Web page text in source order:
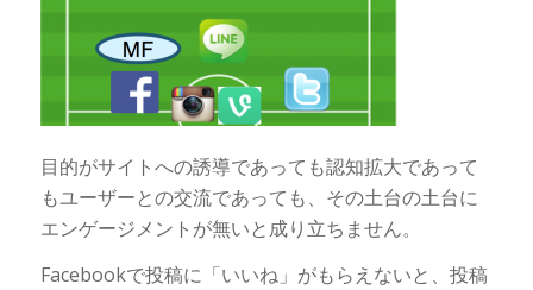
目的がサイトへの誘導であっても認知拡大であって
もユーザーとの交流であっても、その土台の土台に
エンゲージメントが無いと成り立ちません。
Facebookで投稿に「いいね」がもらえないと、投稿